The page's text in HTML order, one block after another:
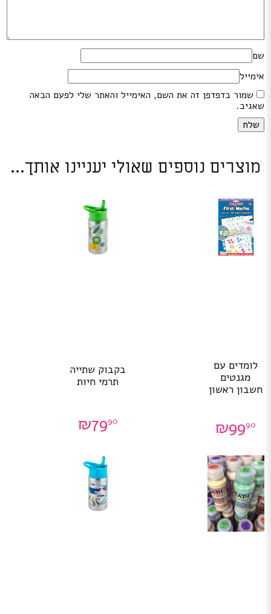
שם
אימייל
שמור בדפדפן זה את השם, האימייל והאתר שלי לפעם הבאה
שאגיב.
מוצרים נוספים שאולי יעניינו אותך...
לומדים עם
מגנטים
חשבון ראשון
₪9990
בקבוק שתייה
תרמי חיות
₪7990